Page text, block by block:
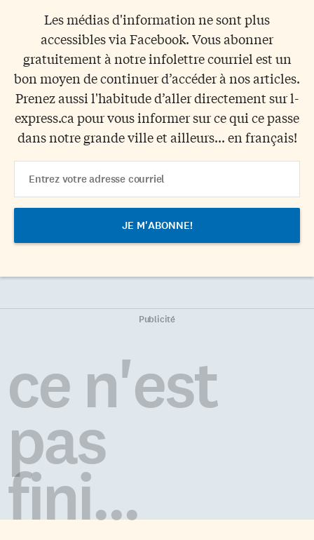
Les médias d'information ne sont plus
accessibles via Facebook. Vous abonner
gratuitement à notre infolettre courriel est un
bon moyen de continuer d’accéder à nos articles.
Prenez aussi l'habitude d’aller directement sur l-
express.ca pour vous informer sur ce qui ce passe
dans notre grande ville et ailleurs... en français!
Address
Publicité
ce n'est
pas
fini...